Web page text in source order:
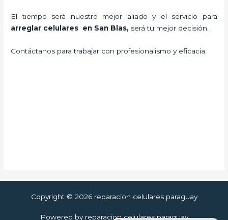
El tiempo será nuestro mejor aliado y el servicio para
arreglar celulares en San Blas, será tu mejor decisión.
Contáctanos para trabajar con profesionalismo y eficacia.
Copyright © 2026 reparacion celulares paraguay
Powered by reparacion celulares paraguay